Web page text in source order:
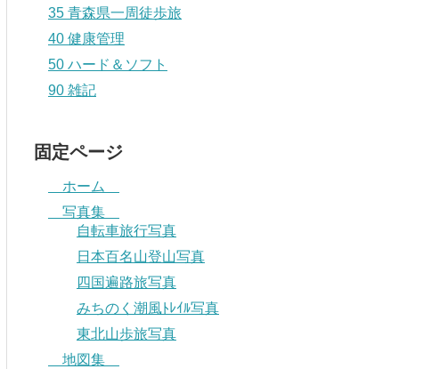
35 青森県一周徒歩旅
40 健康管理
50 ハード＆ソフト
90 雑記
固定ページ
ホーム
写真集
自転車旅行写真
日本百名山登山写真
四国遍路旅写真
みちのく潮風ﾄﾚｲﾙ写真
東北山歩旅写真
地図集